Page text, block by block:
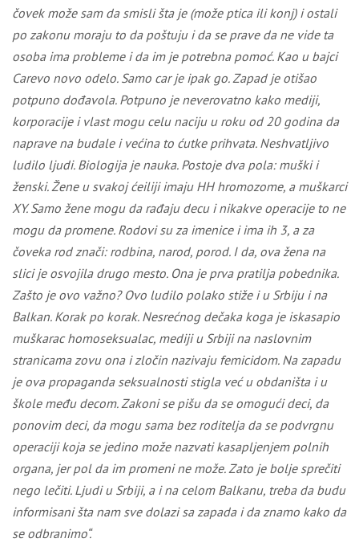
čovek može sam da smisli šta je (može ptica ili konj) i ostali
po zakonu moraju to da poštuju i da se prave da ne vide ta
osoba ima probleme i da im je potrebna pomoć. Kao u bajci
Carevo novo odelo. Samo car je ipak go. Zapad je otišao
potpuno dođavola. Potpuno je neverovatno kako mediji,
korporacije i vlast mogu celu naciju u roku od 20 godina da
naprave na budale i većina to ćutke prihvata. Neshvatljivo
ludilo ljudi. Biologija je nauka. Postoje dva pola: muški i
ženski. Žene u svakoj ćeiliji imaju HH hromozome, a muškarci
XY. Samo žene mogu da rađaju decu i nikakve operacije to ne
mogu da promene. Rodovi su za imenice i ima ih 3, a za
čoveka rod znači: rodbina, narod, porod. I da, ova žena na
slici je osvojila drugo mesto. Ona je prva pratilja pobednika.
Zašto je ovo važno? Ovo ludilo polako stiže i u Srbiju i na
Balkan. Korak po korak. Nesrećnog dečaka koga je iskasapio
muškarac homoseksualac, mediji u Srbiji na naslovnim
stranicama zovu ona i zločin nazivaju femicidom. Na zapadu
je ova propaganda seksualnosti stigla već u obdaništa i u
škole među decom. Zakoni se pišu da se omogući deci, da
ponovim deci, da mogu sama bez roditelja da se podvrgnu
operaciji koja se jedino može nazvati kasapljenjem polnih
organa, jer pol da im promeni ne može. Zato je bolje sprečiti
nego lečiti. Ljudi u Srbiji, a i na celom Balkanu, treba da budu
informisani šta nam sve dolazi sa zapada i da znamo kako da
se odbranimo“.